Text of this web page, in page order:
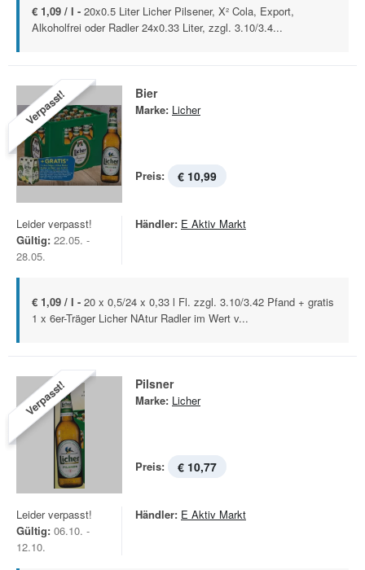
€ 1,09 / l - 20x0.5 Liter Licher Pilsener, X² Cola, Export,
Alkoholfrei oder Radler 24x0.33 Liter, zzgl. 3.10/3.4...
Verpasst! Bier
Marke: Licher
Preis: € 10,99
Leider verpasst!
Gültig: 22.05. -
28.05.
Händler: E Aktiv Markt
€ 1,09 / l - 20 x 0,5/24 x 0,33 l Fl. zzgl. 3.10/3.42 Pfand + gratis
1 x 6er-Träger Licher NAtur Radler im Wert v...
Verpasst! Pilsner
Marke: Licher
Preis: € 10,77
Leider verpasst!
Gültig: 06.10. -
12.10.
Händler: E Aktiv Markt